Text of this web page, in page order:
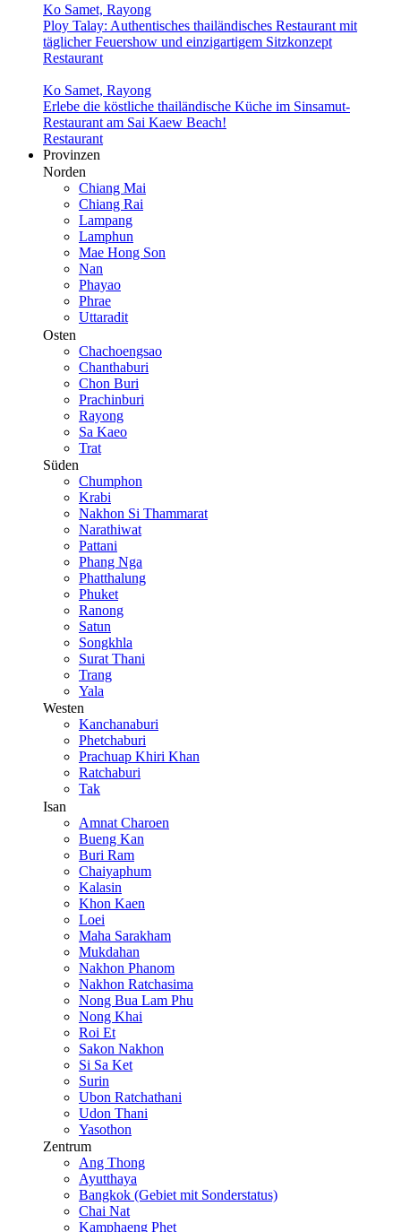
Ko Samet, Rayong
Ploy Talay: Authentisches thailändisches Restaurant mit
täglicher Feuershow und einzigartigem Sitzkonzept
Restaurant
Ko Samet, Rayong
Erlebe die köstliche thailändische Küche im Sinsamut-
Restaurant am Sai Kaew Beach!
Restaurant
Provinzen
Norden
Chiang Mai
Chiang Rai
Lampang
Lamphun
Mae Hong Son
Nan
Phayao
Phrae
Uttaradit
Osten
Chachoengsao
Chanthaburi
Chon Buri
Prachinburi
Rayong
Sa Kaeo
Trat
Süden
Chumphon
Krabi
Nakhon Si Thammarat
Narathiwat
Pattani
Phang Nga
Phatthalung
Phuket
Ranong
Satun
Songkhla
Surat Thani
Trang
Yala
Westen
Kanchanaburi
Phetchaburi
Prachuap Khiri Khan
Ratchaburi
Tak
Isan
Amnat Charoen
Bueng Kan
Buri Ram
Chaiyaphum
Kalasin
Khon Kaen
Loei
Maha Sarakham
Mukdahan
Nakhon Phanom
Nakhon Ratchasima
Nong Bua Lam Phu
Nong Khai
Roi Et
Sakon Nakhon
Si Sa Ket
Surin
Ubon Ratchathani
Udon Thani
Yasothon
Zentrum
Ang Thong
Ayutthaya
Bangkok (Gebiet mit Sonderstatus)
Chai Nat
Kamphaeng Phet